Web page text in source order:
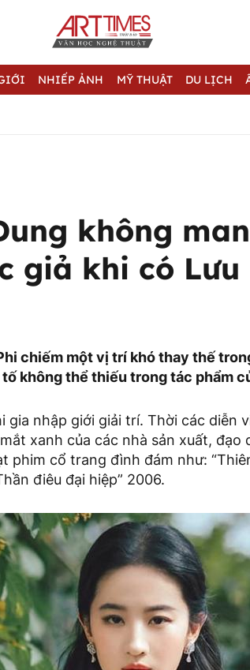
NHIẾP ẢNH MỸ THUẬT DU LỊCH
không
giả khi có Lưu
chiếm một vị trí khó thay thế
không thể thiếu trong tác phẩm
gia nhập giới giải trí. Thời các diễn
xanh của các nhà sản xuất, đạo
phim cổ trang đình đám như:
điêu đại hiệp” 2006.